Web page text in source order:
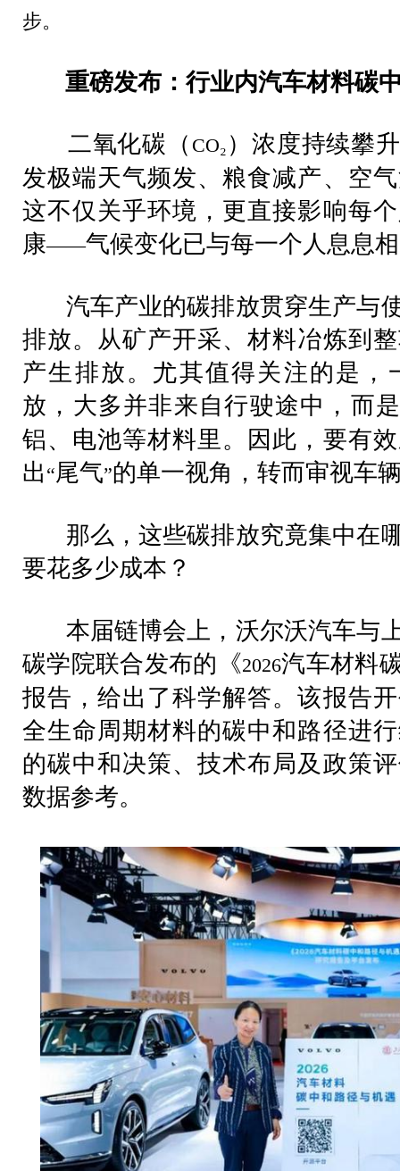
步。
重磅发布：行业内汽车材料碳
二氧化碳（ CO₂ ）浓度持续攀
发极端天气频发、粮食减产、空
这不仅关乎环境，更直接影响每
康——气候变化已与每一个人息息
汽车产业的碳排放贯穿生产与
排放。从矿产开采、材料冶炼到
产生排放。尤其值得关注的是，
放，大多并非来自行驶途中，而
铝、电池等材料里。因此，要有
出 “尾气”的单一视角，转而审视车
那么，这些碳排放究竟集中在
要花多少成本？
本届链博会上，沃尔沃汽车与
碳学院联合发布的《2026汽车材料
报告，给出了科学解答。该报告
全生命周期材料的碳中和路径进
的碳中和决策、技术布局及政策
数据参考。